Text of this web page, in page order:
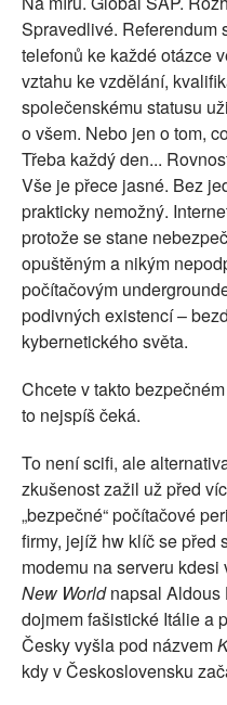
Spravedlivé. Referendum
telefonů ke každé otázce
vztahu ke vzdělání,
společenskému statusu
o všem. Nebo jen o tom,
Třeba každý den...
Vše je přece jasné. Bez
prakticky nemožný.
protože se stane
opuštěným a nikým
počítačovým
podivných existencí –
kybernetického světa.
Chcete v takto
to nejspíš čeká.
To není scifi, ale
zkušenost zažil už před
„bezpečné“ počítačové
firmy, jejíž hw klíč se před
modemu na serveru
New Worldnapsal Aldous
dojmem fašistické Itálie a
Česky vyšla pod názvem
kdy v Československu